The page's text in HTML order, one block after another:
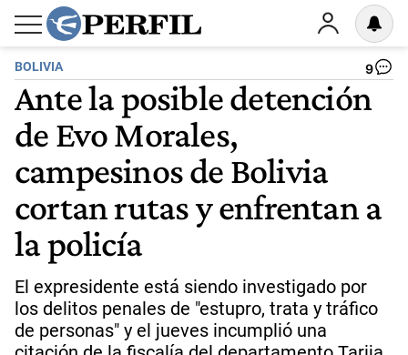
BOLIVIA 9
Ante la posible detención
de Evo Morales,
campesinos de Bolivia
cortan rutas y enfrentan a
la policía
El expresidente está siendo investigado por
los delitos penales de "estupro, trata y tráfico
de personas" y el jueves incumplió una